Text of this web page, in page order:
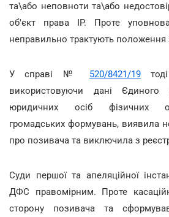
та\або неповноти та\або
об'єкт права ІР. Проте
неправильно трактують положення
У справі № 520/8421/19
використовуючи дані Єдиного
юридичних осіб фізичних
громадських формувань, виявила
про позивача та виключила з
Суди першої та апеляційної
ДФС правомірним. Проте
сторону позивача та